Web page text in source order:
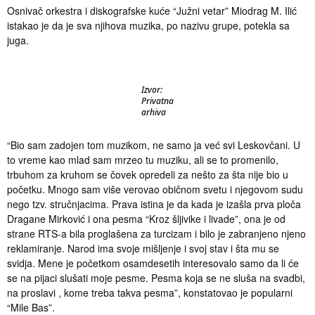
Osnivač orkestra i diskografske kuće “Južni vetar” Miodrag M. Ilić
istakao je da je sva njihova muzika, po nazivu grupe, potekla sa
juga.
Izvor:
Privatna
arhiva
“Bio sam zadojen tom muzikom, ne samo ja već svi Leskovčani. U
to vreme kao mlad sam mrzeo tu muziku, ali se to promenilo,
trbuhom za kruhom se čovek opredeli za nešto za šta nije bio u
početku. Mnogo sam više verovao običnom svetu i njegovom sudu
nego tzv. stručnjacima. Prava istina je da kada je izašla prva ploča
Dragane Mirković i ona pesma “Kroz šljivike i livade”, ona je od
strane RTS-a bila proglašena za turcizam i bilo je zabranjeno njeno
reklamiranje. Narod ima svoje mišljenje i svoj stav i šta mu se
svidja. Mene je početkom osamdesetih interesovalo samo da li će
se na pijaci slušati moje pesme. Pesma koja se ne sluša na svadbi,
na proslavi , kome treba takva pesma”, konstatovao je popularni
“Mile Bas”.